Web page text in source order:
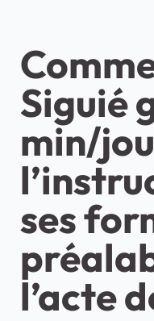
Siguié
min/
ses
l’acte